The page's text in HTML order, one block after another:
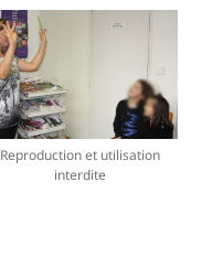
Reproduction et utilisation
interdite